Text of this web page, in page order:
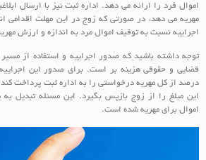
اموال فرد را ارائه می دهد. اداره ثبت نیز با ارسال
مهریه می دهد، در صورتی که زوج در این مهلت اقدامی
اجراییه نسبت به توقیف اموال مرد به اندازه و ارزش
توجه داشته باشید که صدور اجراییه و استفاده از
درصد از کل مهریه درخواستی را به اداره ثبت پرداخت کند.
این مبلغ را از زوج بازپس بگیرد. این مسئله تبدیل به
اموال برای مهریه شده است.